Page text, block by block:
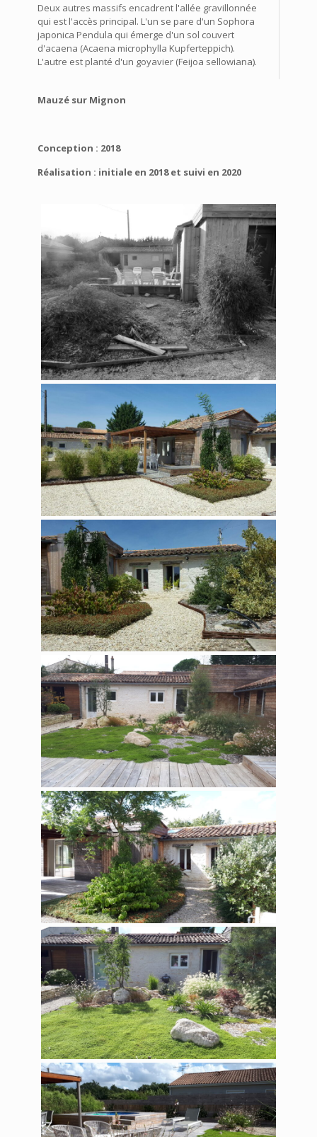
Deux autres massifs encadrent l'allée gravillonnée
qui est l'accès principal. L'un se pare d'un Sophora
japonica Pendula qui émerge d'un sol couvert
d'acaena (Acaena microphylla Kupferteppich).
L'autre est planté d'un goyavier (Feijoa sellowiana).
Mauzé sur Mignon
Conception : 2018
Réalisation : initiale en 2018 et suivi en 2020